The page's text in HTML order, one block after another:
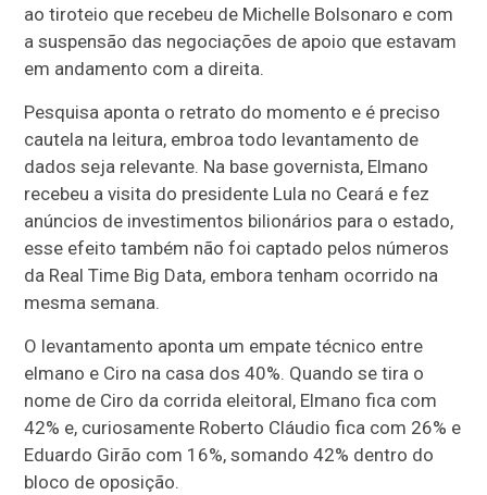
ao tiroteio que recebeu de Michelle Bolsonaro e com
a suspensão das negociações de apoio que estavam
em andamento com a direita.
Pesquisa aponta o retrato do momento e é preciso
cautela na leitura, embroa todo levantamento de
dados seja relevante. Na base governista, Elmano
recebeu a visita do presidente Lula no Ceará e fez
anúncios de investimentos bilionários para o estado,
esse efeito também não foi captado pelos números
da Real Time Big Data, embora tenham ocorrido na
mesma semana.
O levantamento aponta um empate técnico entre
elmano e Ciro na casa dos 40%. Quando se tira o
nome de Ciro da corrida eleitoral, Elmano fica com
42% e, curiosamente Roberto Cláudio fica com 26% e
Eduardo Girão com 16%, somando 42% dentro do
bloco de oposição.